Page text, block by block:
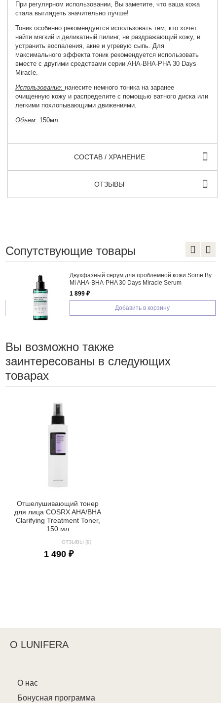
При регулярном использовании, Вы заметите, что ваша кожа
стала выглядеть значительно лучше!
Тоник особенно рекомендуется использовать тем, кто хочет
найти мягкий и деликатный пилинг, не раздражающий кожу, и
устранить воспаления, акне и угревую сыпь. Для
максимального эффекта тоник рекомендуется использовать
вместе с другими средствами серии AHA-BHA-PHA 30 Days
Miracle.
Использование: нанесите немного тоника на заранее
очищенную кожу и распределите с помощью ватного диска или
легкими похлопывающими движениями.
Объем: 150мл
СОСТАВ / ХРАНЕНИЕ
ОТЗЫВЫ
Сопутствующие товары
Двухфазный сeрум для проблемной кожи Some By
Mi AHA-BHA-PHA 30 Days Miracle Serum
1 899 ₽
Добавить в корзину
Вы возможно также
заинтересованы в следующих
товарах
Отшелушивающий тонер
для лица COSRX AHA/BHA
Clarifying Treatment Toner,
150 мл
ОТЗЫВЫ (9)
1 490 ₽
О LUNIFERA
О нас
Бонусная программа